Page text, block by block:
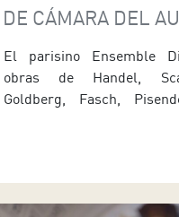
DE CÁMARA DEL
El parisino Ensemble
obras de Handel,
Goldberg, Fasch,
Diderot. El concierto
cuatro barroca,